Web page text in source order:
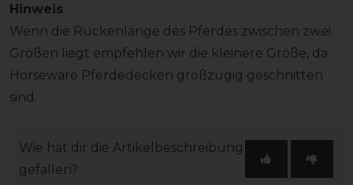
Hinweis
Wenn die Rückenlänge des Pferdes zwischen zwei
Größen liegt empfehlen wir die kleinere Größe, da
Horseware Pferdedecken großzügig geschnitten
sind.
Wie hat dir die Artikelbeschreibung
gefallen?